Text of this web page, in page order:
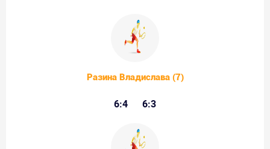
Разина Владислава (7)
6:4 6:3